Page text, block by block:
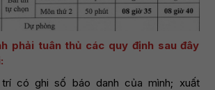
phải tuân thủ các quy định sau đây
có ghi số báo danh của mình; xuất